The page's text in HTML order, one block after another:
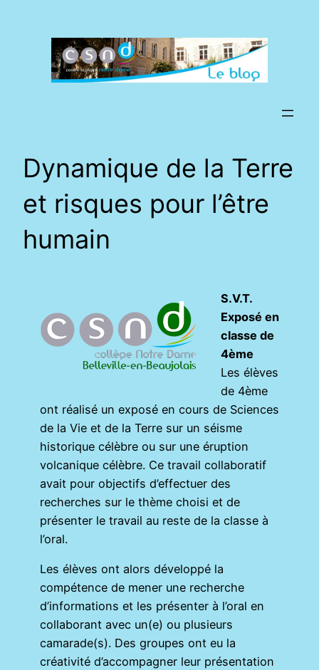
Dynamique de la Terre
et risques pour l’être
humain
S.V.T.
Exposé en
classe de
4ème
Les élèves
de 4ème
ont réalisé un exposé en cours de Sciences
de la Vie et de la Terre sur un séisme
historique célèbre ou sur une éruption
volcanique célèbre. Ce travail collaboratif
avait pour objectifs d’effectuer des
recherches sur le thème choisi et de
présenter le travail au reste de la classe à
l’oral.
Les élèves ont alors développé la
compétence de mener une recherche
d’informations et les présenter à l’oral en
collaborant avec un(e) ou plusieurs
camarade(s). Des groupes ont eu la
créativité d’accompagner leur présentation